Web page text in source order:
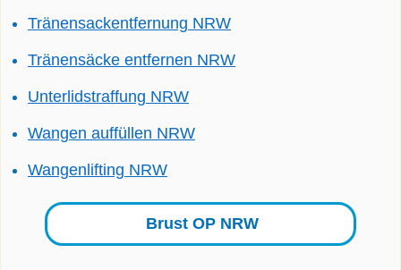
Tränensackentfernung NRW
Tränensäcke entfernen NRW
Unterlidstraffung NRW
Wangen auffüllen NRW
Wangenlifting NRW
Brust OP NRW